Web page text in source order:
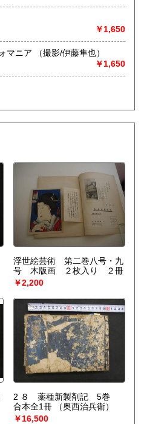
￥1,650
4 羽田圭子写真集 ニンフォマニア （撮影/伊藤隼也）
￥1,650
浮世絵芸術 第二巻八号・九
号 木版画 ２枚入り ２冊
￥2,200
2 ８ 薬種新製剤記 5巻
合本全1冊
（奥西治兵衛）
￥16,500